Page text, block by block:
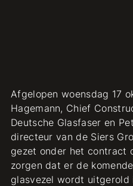
Afgelopen woensdag 17
Hagemann, Chief
Deutsche Glasfaser en
directeur van de Siers
gezet onder het contract
zorgen dat er de
glasvezel wordt uitgerold